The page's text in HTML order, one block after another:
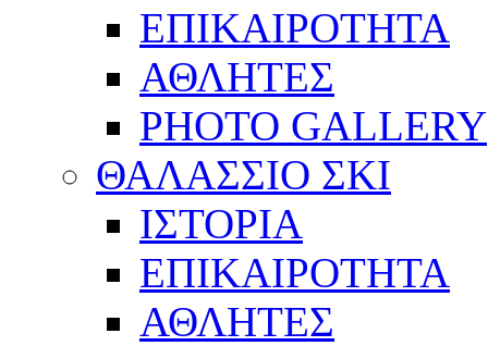
ΕΠΙΚΑΙΡΟΤΗΤΑ
ΑΘΛΗΤΕΣ
PHOTO GALLERY
ΘΑΛΑΣΣΙΟ ΣΚΙ
ΙΣΤΟΡΙΑ
ΕΠΙΚΑΙΡΟΤΗΤΑ
ΑΘΛΗΤΕΣ